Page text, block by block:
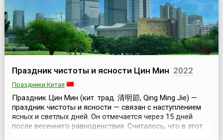
Праздник чистоты и ясности Цин Мин 2022
Праздники Китая
Праздник Цин Мин (кит. трад. 清明節, Qing Ming Jie) —
праздник чистоты и ясности — связан с наступлением
ясных и светлых дней. Он отмечается через 15 дней
после весеннего равноденствия. Считалось, что в этот